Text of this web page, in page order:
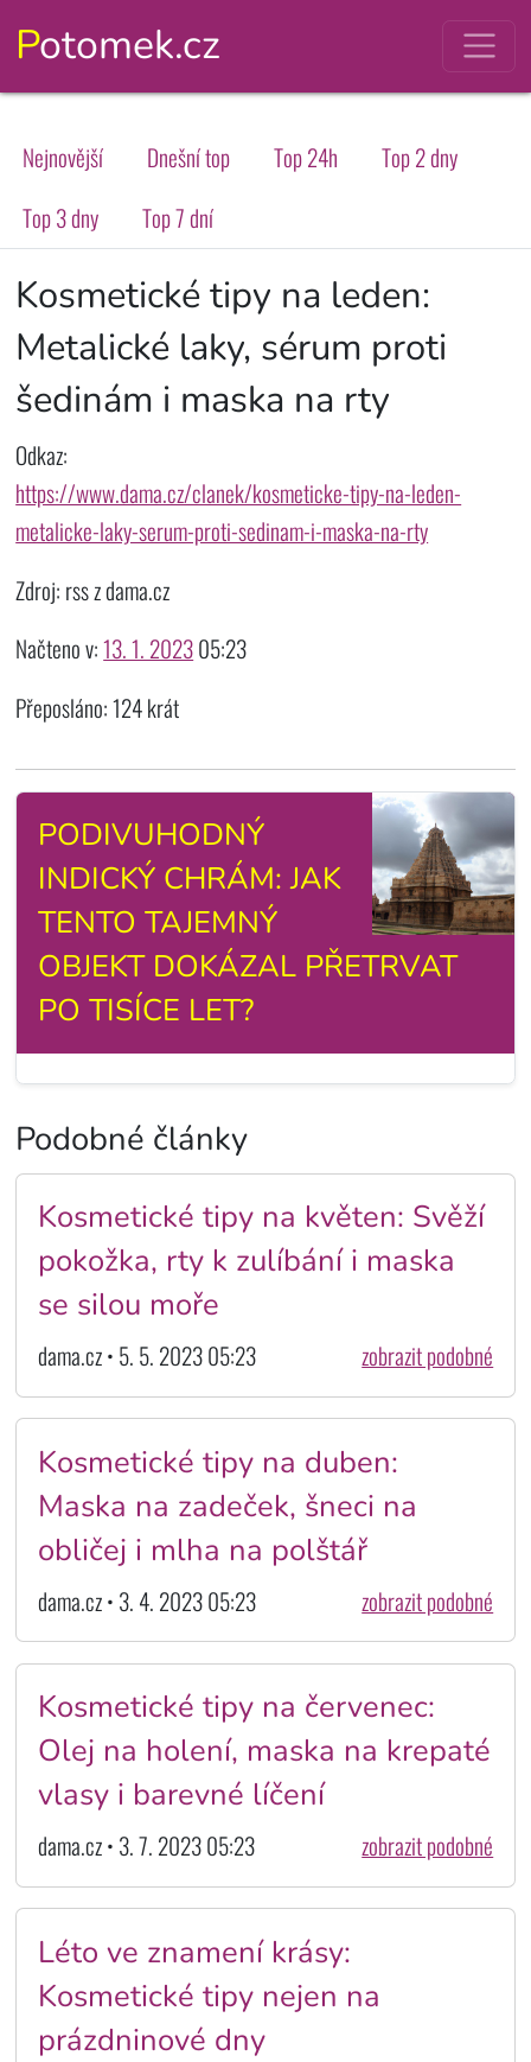
Potomek.cz
Nejnovější Dnešní top Top 24h
Top 2 dny
Top 3 dny
Top 7 dní
Kosmetické tipy na leden:
Metalické laky, sérum proti
šedinám i maska na rty
Odkaz:
https://www.dama.cz/clanek/kosmeticke-tipy-na-leden-
metalicke-laky-serum-proti-sedinam-i-maska-na-rty
Zdroj: rss z dama.cz
Načteno v:13. 1. 202305:23
Přeposláno: 124 krát
PODIVUHODNÝ
INDICKÝ CHRÁM: JAK
TENTO TAJEMNÝ
OBJEKT DOKÁZAL PŘETRVAT
PO TISÍCE LET?
Podobné články
Kosmetické tipy na květen: Svěží
pokožka, rty k zulíbání i maska
se silou moře
dama.cz • 5. 5. 2023 05:23 zobrazit podobné
Kosmetické tipy na duben:
Maska na zadeček, šneci na
obličej i mlha na polštář
dama.cz • 3. 4. 2023 05:23 zobrazit podobné
Kosmetické tipy na červenec:
Olej na holení, maska na krepaté
vlasy i barevné líčení
dama.cz • 3. 7. 2023 05:23 zobrazit podobné
Léto ve znamení krásy:
Kosmetické tipy nejen na
prázdninové dny